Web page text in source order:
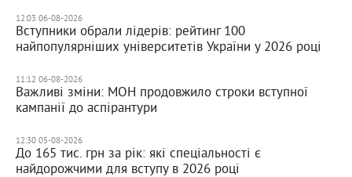
12:03 06-08-2026
Вступники обрали лідерів: рейтинг 100
найпопулярніших університетів України у 2026 році
11:12 06-08-2026
Важливі зміни: МОН продовжило строки вступної
кампанії до аспірантури
12:30 05-08-2026
До 165 тис. грн за рік: які спеціальності є
найдорожчими для вступу в 2026 році